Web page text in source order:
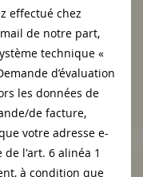
effectué chez
de notre part,
technique «
d’évaluation
les données de
de facture,
votre adresse e-
l'art. 6 alinéa 1
à condition que